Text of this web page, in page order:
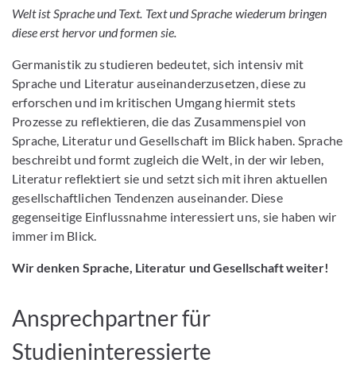
Welt ist Sprache und Text. Text und Sprache wiederum bringen
diese erst hervor und formen sie.
Germanistik zu studieren bedeutet, sich intensiv mit
Sprache und Literatur auseinanderzusetzen, diese zu
erforschen und im kritischen Umgang hiermit stets
Prozesse zu reflektieren, die das Zusammenspiel von
Sprache, Literatur und Gesellschaft im Blick haben. Sprache
beschreibt und formt zugleich die Welt, in der wir leben,
Literatur reflektiert sie und setzt sich mit ihren aktuellen
gesellschaftlichen Tendenzen auseinander. Diese
gegenseitige Einflussnahme interessiert uns, sie haben wir
immer im Blick.
Wir denken Sprache, Literatur und Gesellschaft weiter!
Ansprechpartner für
Studieninteressierte